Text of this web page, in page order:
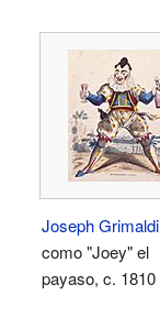
Joseph Grimaldi
como "Joey" el
payaso, c. 1810